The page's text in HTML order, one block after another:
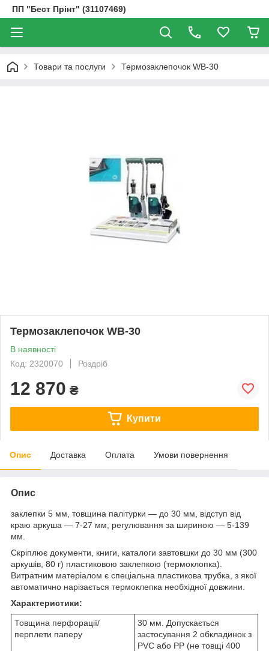
ПП "Бест Прінт" (31107469)
Товари та послуги Термозаклепочок WB-30
Термозаклепочок WB-30
В наявності
Код: 2320070
Роздріб
12 870 ₴
Купити
Опис Доставка Оплата Умови повернення
Опис
заклепки 5 мм, товщина палітурки — до 30 мм, відступ від
краю аркуша — 7-27 мм, регулювання за шириною — 5-139
мм.
Скріплює документи, книги, каталоги завтовшки до 30 мм (300
аркушів, 80 г) пластиковою заклепкою (термоклопка).
Витратним матеріалом є спеціальна пластикова трубка, з якої
автоматично нарізається термоклепка необхідної довжини.
Характеристики:
Товщина перфорації/
перплети паперу
30 мм. Допускається
застосування 2 обкладинок з
PVC або PP (не товщі 400